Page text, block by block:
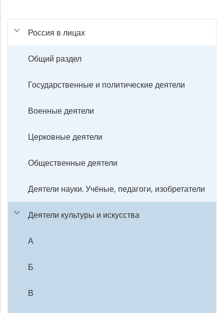
Россия в лицах
Общий раздел
Государственные и политические деятели
Военные деятели
Церковные деятели
Общественные деятели
Деятели науки. Учёные, педагоги, изобретатели
Деятели культуры и искусства
А
Б
В